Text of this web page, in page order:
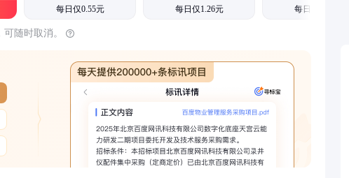
每日仅0.55元 每日仅1.26元 每日仅1.08元
随时取消。